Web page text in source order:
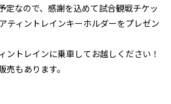
定なので、感謝を込めて試合観戦チケッ
ティントレインキーホルダーをプレゼン
ントレインに乗車してお越しください！
もあります。